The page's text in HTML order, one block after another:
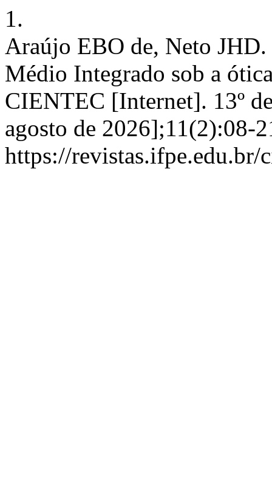
1.
Araújo EBO de, Neto
Médio Integrado sob a
CIENTEC [Internet]. 13º
agosto de 2026];11(2):08-
https://